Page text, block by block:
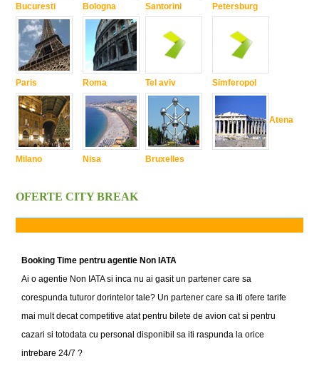
Bucuresti
Paris
Milano
Bologna
Roma
Nisa
Santorini
Tel aviv
Bruxelles
Petersburg
Simferopol
Atena
OFERTE CITY BREAK
Booking Time pentru agentie Non IATA
Ai o agentie Non IATA si inca nu ai gasit un partener care sa
corespunda tuturor dorintelor tale? Un partener care sa iti ofere tarife
mai mult decat competitive atat pentru bilete de avion cat si pentru
cazari si totodata cu personal disponibil sa iti raspunda la orice
intrebare 24/7 ?